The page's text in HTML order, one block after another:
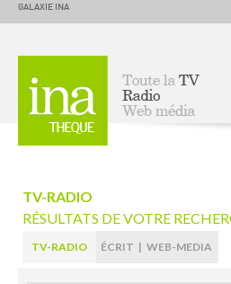
GALAXIE INA
TV-RADIO
RÉSULTATS DE VOTRE
TV-RADIO ÉCRIT | WEB-MEDIA